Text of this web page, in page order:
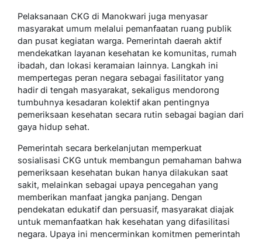
Pelaksanaan CKG di Manokwari juga menyasar
masyarakat umum melalui pemanfaatan ruang publik
dan pusat kegiatan warga. Pemerintah daerah aktif
mendekatkan layanan kesehatan ke komunitas, rumah
ibadah, dan lokasi keramaian lainnya. Langkah ini
mempertegas peran negara sebagai fasilitator yang
hadir di tengah masyarakat, sekaligus mendorong
tumbuhnya kesadaran kolektif akan pentingnya
pemeriksaan kesehatan secara rutin sebagai bagian dari
gaya hidup sehat.
Pemerintah secara berkelanjutan memperkuat
sosialisasi CKG untuk membangun pemahaman bahwa
pemeriksaan kesehatan bukan hanya dilakukan saat
sakit, melainkan sebagai upaya pencegahan yang
memberikan manfaat jangka panjang. Dengan
pendekatan edukatif dan persuasif, masyarakat diajak
untuk memanfaatkan hak kesehatan yang difasilitasi
negara. Upaya ini mencerminkan komitmen pemerintah